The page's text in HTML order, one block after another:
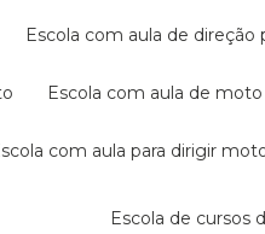
escola com aula de
escola com aula de
escola com aula para dirigir
escola de